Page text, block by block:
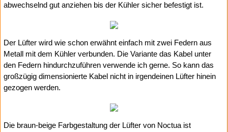
abwechselnd gut anziehen bis der Kühler sicher befestigt ist.
Der Lüfter wird wie schon erwähnt einfach mit zwei Federn aus
Metall mit dem Kühler verbunden. Die Variante das Kabel unter
den Federn hindurchzuführen verwende ich gerne. So kann das
großzügig dimensionierte Kabel nicht in irgendeinen Lüfter hinein
gezogen werden.
Die braun-beige Farbgestaltung der Lüfter von Noctua ist